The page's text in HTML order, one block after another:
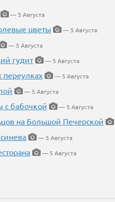
— 5 Августа
цветы
— 5 Августа
— 5 Августа
гудит
— 5 Августа
переулках
— 5 Августа
— 5 Августа
с бабочкой
— 5 Августа
на Большой Печерской
— 5 Августа
— 5 Августа